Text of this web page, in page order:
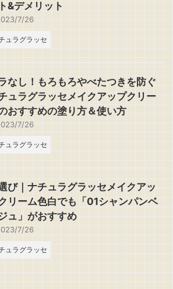
&デメリット
7/26
ュラグラッセ
なし！もろもろやべたつきを防ぐ
ュラグラッセメイクアップクリー
おすすめの塗り方＆使い方
7/26
ュラグラッセ
び｜ナチュラグラッセメイクアッ
リーム色白でも「01シャンパンベ
ュ」がおすすめ
7/26
ュラグラッセ